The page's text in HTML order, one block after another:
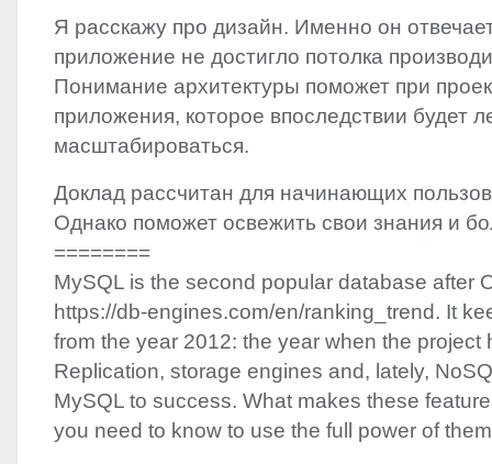
Я расскажу про дизайн. Именно он
приложение не достигло потолка
Понимание архитектуры поможет при
приложения, которое впоследствии будет
масштабироваться.
Доклад рассчитан для начинающих
Однако поможет освежить свои знания и
========
MySQL is the second popular database after
https://db-engines.com/en/ranking_trend. It
from the year 2012: the year when the project
Replication, storage engines and, lately,
MySQL to success. What makes these
you need to know to use the full power of